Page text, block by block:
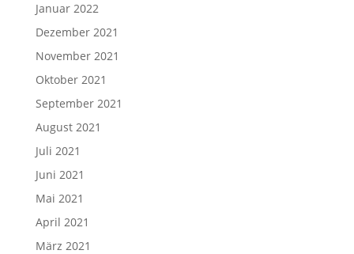
Januar 2022
Dezember 2021
November 2021
Oktober 2021
September 2021
August 2021
Juli 2021
Juni 2021
Mai 2021
April 2021
März 2021